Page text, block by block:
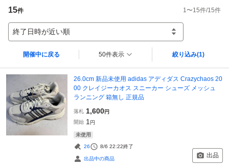
15件 1 〜15件/15件
終了日時が近い順
開催中に戻る 50件表示 絞り込み(1)
26.0cm 新品未使用 adidas アディダス Crazychaos 20
00 クレイジーカオス スニーカー シューズ メッシュ
ランニング 箱無し 正規品
落札 1,600円
開始 1 円
未使用
26 8/6 22:22終了
出品中の商品 出品